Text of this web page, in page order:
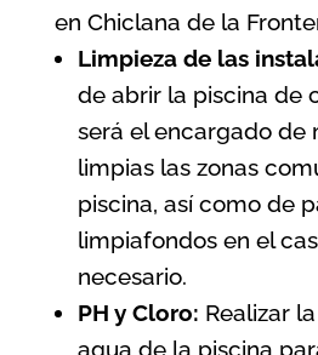
en Chiclana de la
Limpieza de las
de abrir la piscina de
será el encargado de
limpias las zonas
piscina, así como de
limpiafondos en el
necesario.
PH y Cloro: Realizar
agua de la piscina